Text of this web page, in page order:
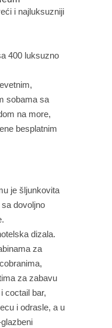
i najluksuzniji
400 luksuzno
sobama sa
na more,
besplatnim
je šljunkovita
dovoljno
dizala.
za
za zabavu
coctail bar,
i odrasle, a u